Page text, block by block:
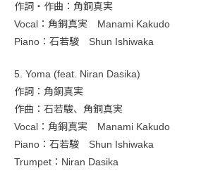
作詞・作曲：角銅真実
Vocal：角銅真実 Manami Kakudo
Piano：石若駿 Shun Ishiwaka
5. Yoma (feat. Niran Dasika)
作詞：角銅真実
作曲：石若駿、角銅真実
Vocal：角銅真実 Manami Kakudo
Piano：石若駿 Shun Ishiwaka
Trumpet：Niran Dasika